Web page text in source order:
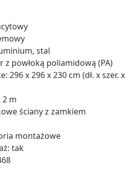
stal
z powłoką poliamidową (PA)
296 x 296 x 230 cm (dł. x szer. x
2 m
ściany z zamkiem
montażowe
tak